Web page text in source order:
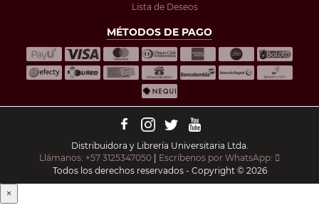
Lista de Deseos
MÉTODOS DE PAGO
Distribuidora y Librería Universitaria Ltda.
Llámanos: +57 3125347050 | Escríbenos por WhatsApp:
Todos los derechos reservados - Copyright © 2026
×